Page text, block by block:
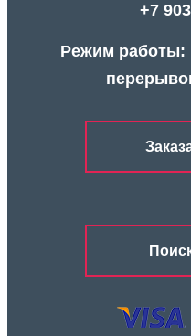
+7
Режим работы: